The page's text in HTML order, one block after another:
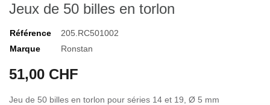
Jeux de 50 billes en torlon
Référence
205.RC501002
Marque
Ronstan
51,00 CHF
Jeu de 50 billes en torlon pour séries 14 et 19, Ø 5 mm